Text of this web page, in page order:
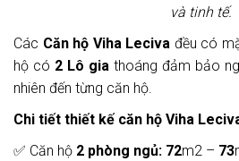
và tinh tế.
Các Căn hộ Viha Leciva đều có
hộ có 2 Lô gia thoáng đảm bảo
nhiên đến từng căn hộ.
Chi tiết thiết kế căn hộ Viha
✅ Căn hộ 2 phòng ngủ: 72m2 – 73